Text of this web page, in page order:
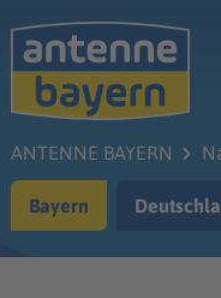
ANTENNE BAYERN
Bayern